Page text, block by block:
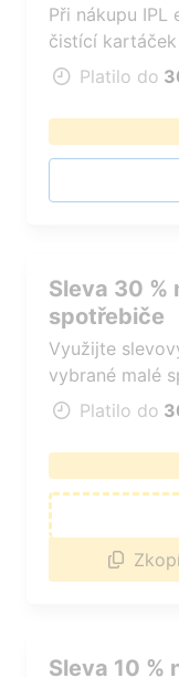
Při nákupu
čistící
Platilo do
Sleva 30 %
spotřebiče
Využijte
vybrané malé
Platilo do
Sleva 10 %